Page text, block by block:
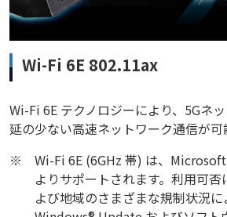
Wi-Fi 6E 802.11ax
Wi-Fi 6E テクノロジーにより、5Gネ
延の少ない高速ネットワーク通信が可
※
Wi-Fi 6E (6GHz 帯) は、
よりサポートされます。利用可
よび地域のさまざまな規制状況に